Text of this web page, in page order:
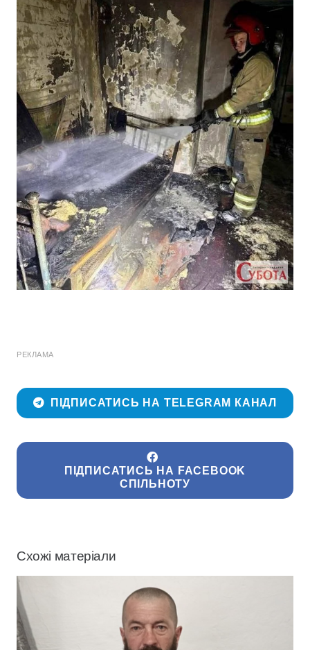
РЕКЛАМА
ПІДПИСАТИСЬ НА TELEGRAM КАНАЛ
ПІДПИСАТИСЬ НА FACEBOOK
СПІЛЬНОТУ
Схожі матеріали